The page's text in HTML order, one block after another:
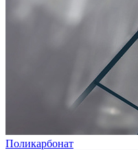
Поликарбонат